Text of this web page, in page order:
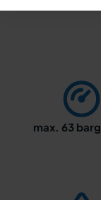
max. 63 barg